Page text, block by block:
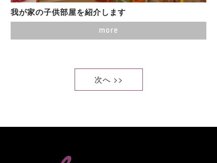
我が家の子供部屋を紹介します
more
次へ >>